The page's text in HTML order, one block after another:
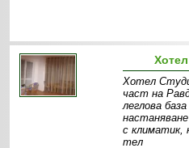
Хотел
част на
леглова
с климатик,
тел